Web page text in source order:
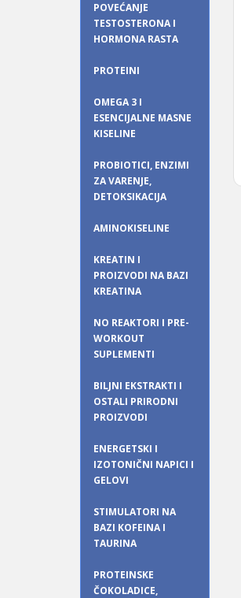
POVEĆANJE
TESTOSTERONA I
HORMONA RASTA
PROTEINI
OMEGA 3 I
ESENCIJALNE MASNE
KISELINE
PROBIOTICI, ENZIMI
ZA VARENJE,
DETOKSIKACIJA
AMINOKISELINE
KREATIN I
PROIZVODI NA BAZI
KREATINA
NO REAKTORI I PRE-
WORKOUT
SUPLEMENTI
BILJNI EKSTRAKTI I
OSTALI PRIRODNI
PROIZVODI
ENERGETSKI I
IZOTONIČNI NAPICI I
GELOVI
STIMULATORI NA
BAZI KOFEINA I
TAURINA
PROTEINSKE
ČOKOLADICE,